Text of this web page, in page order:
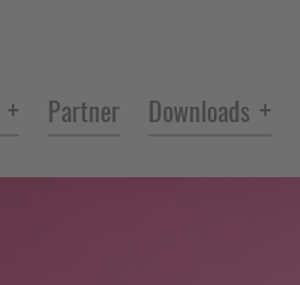
+ Partner Downloads +